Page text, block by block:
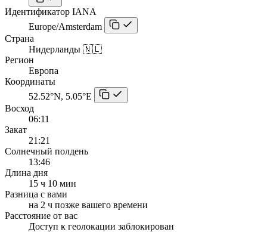
Идентификатор IANA
Europe/Amsterdam
Страна
Нидерланды 🇳🇱
Регион
Европа
Координаты
52.52°N, 5.05°E
Восход
06:11
Закат
21:21
Солнечный полдень
13:46
Длина дня
15 ч 10 мин
Разница с вами
на 2 ч позже вашего времени
Расстояние от вас
Доступ к геолокации заблокирован